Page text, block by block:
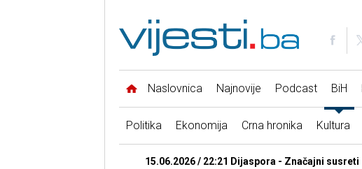
Naslovnica Najnovije Podcast BiH
Politika Ekonomija Crna hronika Kultura
15.06.2026 / 22:21 Dijaspora - Značajni susreti